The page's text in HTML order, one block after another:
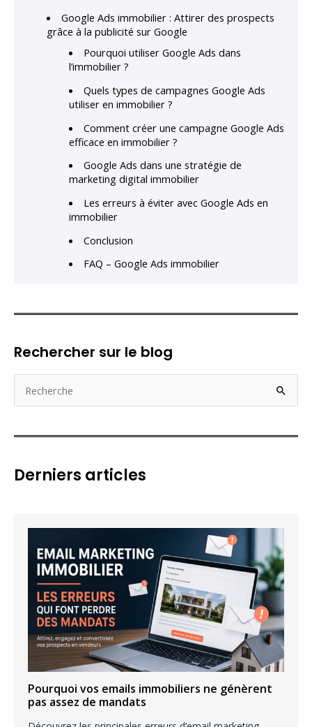
Google Ads immobilier : Attirer des prospects
grâce à la publicité sur Google
Pourquoi utiliser Google Ads dans
l’immobilier ?
Quels types de campagnes Google Ads
utiliser en immobilier ?
Comment créer une campagne Google Ads
efficace en immobilier ?
Google Ads dans une stratégie de
marketing digital immobilier
Les erreurs à éviter avec Google Ads en
immobilier
Conclusion
FAQ – Google Ads immobilier
Rechercher sur le blog
e
rDerniers articles
Pourquoi vos emails immobiliers ne génèrent
pas assez de mandats